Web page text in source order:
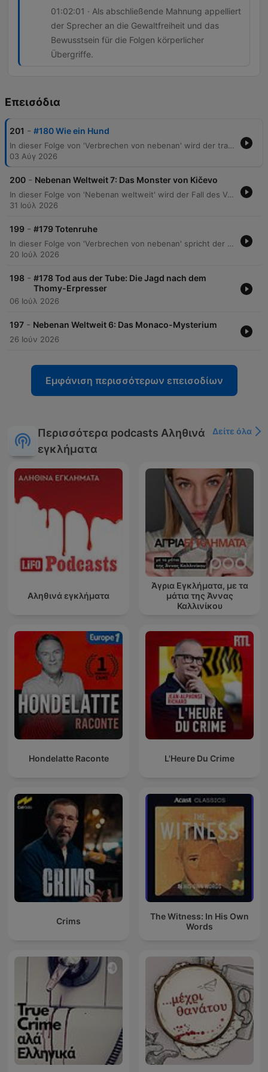
01:02:01 · Als abschließende Mahnung appelliert
der Sprecher an die Gewaltfreiheit und das
Bewusstsein für die Folgen körperlicher
Übergriffe.
Επεισόδια
201 - #180 Wie ein Hund
In dieser Folge von 'Verbrechen von nebenan' wird der tragische Fall von Eugenio Botnari thematisiert, der nach einem gewaltsamen Übergriff durch einen Supermarktmitarbeiter in Berlin-Lichtenberg starb. Der Bericht beschreibt Eugenios schwieriges Leben als Migrant aus Moldau und die brutale Attacke im Edeka-Markt, bei der ein Filialleiter mit Quarzhandschuhen auf ihn einschlug. Die Episode beleuchtet zudem die systematische Gewalt des Filialleiters Arne Siegfried, der Ladendiebe attackierte und dies in WhatsApp-Chats verherrlichte. Es wird die rechtliche Aufarbeitung sowie die gesellschaftspolitische Debatte um die Benennung eines Platzes nach dem Opfer diskutiert, wobei auch die Schwierigkeiten bei der statistischen Erfassung politisch motivierter rechter Gewalt thematisiert werden.
03 Αύγ 2026
200 - Nebenan Weltweit 7: Das Monster von Kičevo
In dieser Folge von 'Nebenan weltweit' wird der Fall des Verschwindens und Mordes an Mitra Simianoska in Nordmazedonien besprochen. Der Journalist Vlado Taneski spielt eine zentrale Rolle bei der Aufdeckung der Tat, nachdem die Polizei zunächst keine Hinweise auf ein Verbrechen fand. Die Ermittlungen enthüllen eine Eskalation einer Mordserie in Kitschevo, bei der auch weitere Frauen zum Opfer wurden. Schließlich entlarvt sich der Journalist Vlado Taneski selbst als das „Monster von Kitschewo“, nachdem DNA-Spuren ihn mit den Morden in Verbindung brachten. Die Folge behandelt zudem das mysteriöse Ende des Täters, der nach seiner Festnahme unter ungeklärten Umständen in seiner Gefängniszelle ertrunken wurde.
31 Ιούλ 2026
199 - #179 Totenruhe
In dieser Folge von 'Verbrechen von nebenan' spricht der Host mit dem Bestatter Louis Bauer über die Arbeit hinter den Kulissen einer Beerdigung und die Entmystifizierung des Todes. Die Erzählung führt durch erschütternde Kriminalfälle, beginnend mit dem Verschwinden des elfjährigen Renate Böhm im Jahr 1965 in Görlitz, dessen Ermittlungen auf einen nekrophilen Täter lenkten. Zudem beleuchtet die Episode den grausamen Leichenraub in Buttenheim aus dem Jahr 1999, bei dem eine 14-Jährige entweiht wurde. Die Diskussion vertieft sich in die rechtliche Problematik, Verstorbene als 'Sache' zu behandeln, sowie in die psychologischen Auswirkungen dieser Verbrechen auf Hinterbliebene und Bestatter.
20 Ιούλ 2026
198 - #178 Tod aus der Tube: Die Jagd nach dem
Thomy-Erpresser
06 Ιούλ 2026
197 - Nebenan Weltweit 6: Das Monaco-Mysterium
26 Ιούν 2026
Εμφάνιση περισσότερων επεισοδίων
Περισσότερα podcasts Αληθινά
εγκλήματα
Δείτε όλα
Αληθινά εγκλήματα
Άγρια Εγκλήματα, με τα
μάτια της Άννας
Καλλινίκου
Hondelatte Raconte L'Heure Du Crime
Crims
The Witness: In His Own
Words